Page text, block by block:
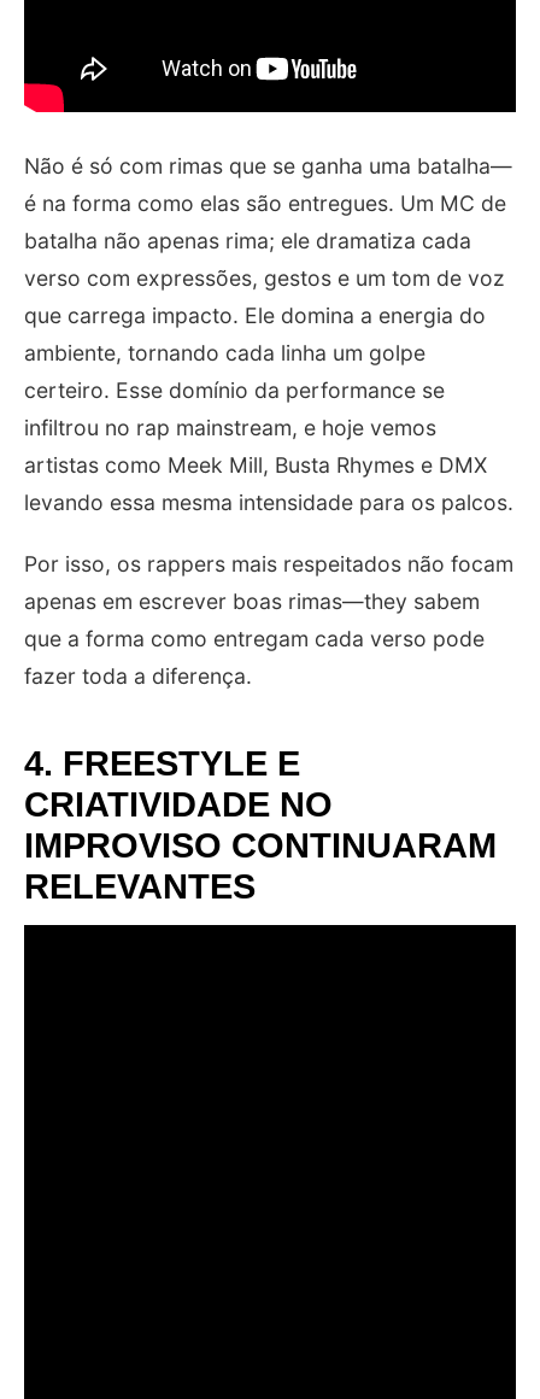
Não é só com rimas que se ganha uma batalha—
é na forma como elas são entregues. Um MC de
batalha não apenas rima; ele dramatiza cada
verso com expressões, gestos e um tom de voz
que carrega impacto. Ele domina a energia do
ambiente, tornando cada linha um golpe
certeiro. Esse domínio da performance se
infiltrou no rap mainstream, e hoje vemos
artistas como Meek Mill, Busta Rhymes e DMX
levando essa mesma intensidade para os palcos.
Por isso, os rappers mais respeitados não focam
apenas em escrever boas rimas—they sabem
que a forma como entregam cada verso pode
fazer toda a diferença.
4. FREESTYLE E
CRIATIVIDADE NO
IMPROVISO CONTINUARAM
RELEVANTES